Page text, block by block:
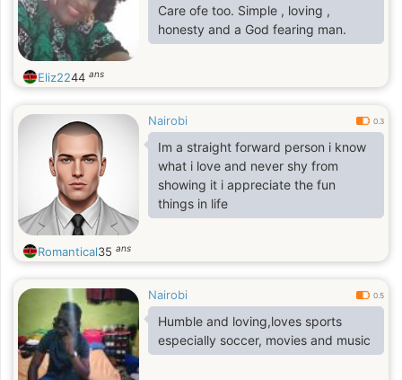
Care ofe too. Simple , loving ,
honesty and a God fearing man.
Eliz2244 ans
Nairobi 0.3
Im a straight forward person i know
what i love and never shy from
showing it i appreciate the fun
things in life
Romantical35 ans
Nairobi 0.5
Humble and loving,loves sports
especially soccer, movies and music